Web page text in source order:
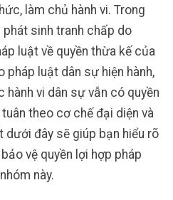
làm chủ hành vi. Trong
sinh tranh chấp do
luật về quyền thừa kế của
pháp luật dân sự hiện hành,
hành vi dân sự vẫn có quyền
theo cơ chế đại diện và
dưới đây sẽ giúp bạn hiểu rõ
vệ quyền lợi hợp pháp
này.